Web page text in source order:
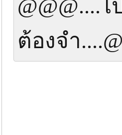
@@@....
ต้องจำ